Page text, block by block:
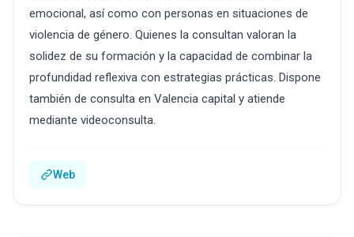
emocional, así como con personas en situaciones de
violencia de género. Quienes la consultan valoran la
solidez de su formación y la capacidad de combinar la
profundidad reflexiva con estrategias prácticas. Dispone
también de consulta en Valencia capital y atiende
mediante videoconsulta.
Web